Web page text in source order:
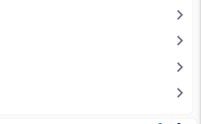
chevron_right
chevron_right
chevron_right
chevron_right